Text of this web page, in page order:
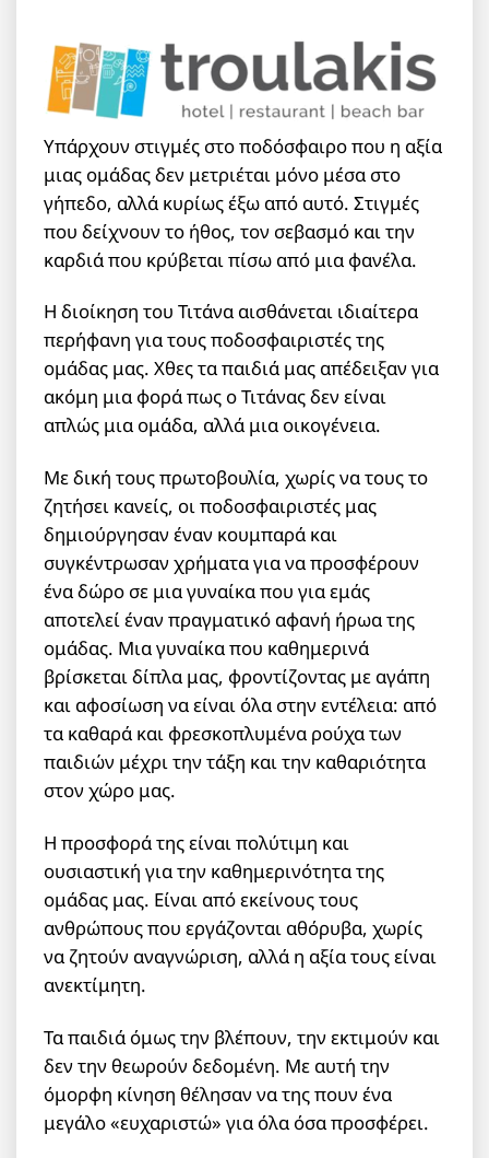
Υπάρχουν στιγμές στο ποδόσφαιρο που η αξία
μιας ομάδας δεν μετριέται μόνο μέσα στο
γήπεδο, αλλά κυρίως έξω από αυτό. Στιγμές
που δείχνουν το ήθος, τον σεβασμό και την
καρδιά που κρύβεται πίσω από μια φανέλα.
Η διοίκηση του Τιτάνα αισθάνεται ιδιαίτερα
περήφανη για τους ποδοσφαιριστές της
ομάδας μας. Χθες τα παιδιά μας απέδειξαν για
ακόμη μια φορά πως ο Τιτάνας δεν είναι
απλώς μια ομάδα, αλλά μια οικογένεια.
Με δική τους πρωτοβουλία, χωρίς να τους το
ζητήσει κανείς, οι ποδοσφαιριστές μας
δημιούργησαν έναν κουμπαρά και
συγκέντρωσαν χρήματα για να προσφέρουν
ένα δώρο σε μια γυναίκα που για εμάς
αποτελεί έναν πραγματικό αφανή ήρωα της
ομάδας. Μια γυναίκα που καθημερινά
βρίσκεται δίπλα μας, φροντίζοντας με αγάπη
και αφοσίωση να είναι όλα στην εντέλεια: από
τα καθαρά και φρεσκοπλυμένα ρούχα των
παιδιών μέχρι την τάξη και την καθαριότητα
στον χώρο μας.
Η προσφορά της είναι πολύτιμη και
ουσιαστική για την καθημερινότητα της
ομάδας μας. Είναι από εκείνους τους
ανθρώπους που εργάζονται αθόρυβα, χωρίς
να ζητούν αναγνώριση, αλλά η αξία τους είναι
ανεκτίμητη.
Τα παιδιά όμως την βλέπουν, την εκτιμούν και
δεν την θεωρούν δεδομένη. Με αυτή την
όμορφη κίνηση θέλησαν να της πουν ένα
μεγάλο «ευχαριστώ» για όλα όσα προσφέρει.